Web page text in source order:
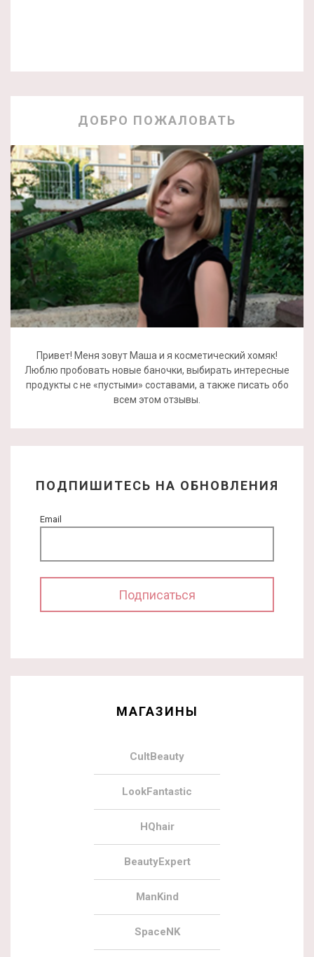
ДОБРО ПОЖАЛОВАТЬ
Привет! Меня зовут Маша и я косметический хомяк!
Люблю пробовать новые баночки, выбирать интересные
продукты с не «пустыми» составами, а также писать обо
всем этом отзывы.
ПОДПИШИТЕСЬ НА ОБНОВЛЕНИЯ
Email
МАГАЗИНЫ
CultBeauty
LookFantastic
HQhair
BeautyExpert
ManKind
SpaceNK